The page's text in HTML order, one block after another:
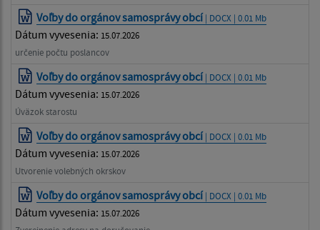
Voľby do orgánov samosprávy obcí| DOCX | 0.01 Mb
Dátum vyvesenia: 15.07.2026
určenie počtu poslancov
Voľby do orgánov samosprávy obcí| DOCX | 0.01 Mb
Dátum vyvesenia: 15.07.2026
Úväzok starostu
Voľby do orgánov samosprávy obcí| DOCX | 0.01 Mb
Dátum vyvesenia: 15.07.2026
Utvorenie volebných okrskov
Voľby do orgánov samosprávy obcí| DOCX | 0.01 Mb
Dátum vyvesenia: 15.07.2026